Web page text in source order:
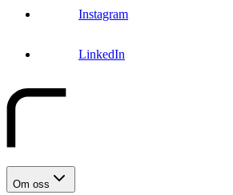
Instagram
LinkedIn
Om oss